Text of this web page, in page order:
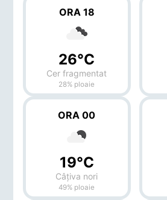
ORA 18
26°C
Cer fragmentat
28% ploaie
ORA 00
19°C
Câțiva nori
49% ploaie